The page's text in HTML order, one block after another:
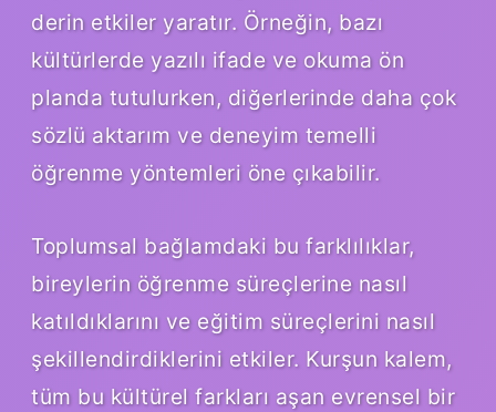
derin etkiler yaratır. Örneğin, bazı
kültürlerde yazılı ifade ve okuma ön
planda tutulurken, diğerlerinde daha çok
sözlü aktarım ve deneyim temelli
öğrenme yöntemleri öne çıkabilir.
Toplumsal bağlamdaki bu farklılıklar,
bireylerin öğrenme süreçlerine nasıl
katıldıklarını ve eğitim süreçlerini nasıl
şekillendirdiklerini etkiler. Kurşun kalem,
tüm bu kültürel farkları aşan evrensel bir